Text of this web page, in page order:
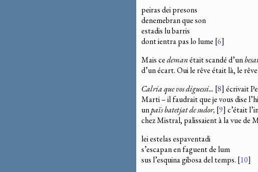
peiras dei presons
denemebran que son
estadis lu barris
dont ientra pas lo lume [6]
Mais cedemanétait scandé d’un
d’un écart. Oui le rêve était là, le
Calria que vos diguessi... [8] écrivait
Marti – il faudrait que je vous dise
unpaïs batetjat de sudor, [9] c’était
chez Mistral, palissaient à la vue de
lei estelas espaventadi
s’escapan en faguent de lum
sus l’esquina gibosa del temps. [10]